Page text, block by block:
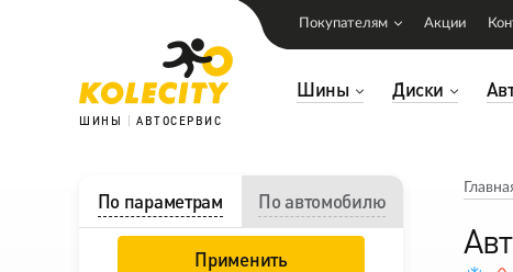
ШИНЫ АВТОСЕРВИС
Шины Диски
Покупателям Акции
По параметрам По автомобилю
Применить